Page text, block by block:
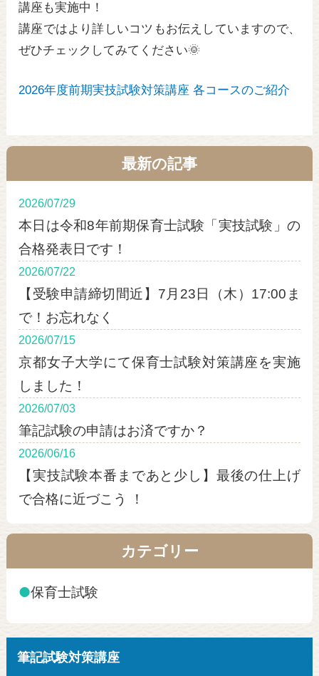
講座も実施中！
講座ではより詳しいコツもお伝えしていますので、
ぜひチェックしてみてください🌞
2026年度前期実技試験対策講座 各コースのご紹介
最新の記事
2026/07/29
本日は令和8年前期保育士試験「実技試験」の
合格発表日です！
2026/07/22
【受験申請締切間近】7月23日（木）17:00ま
で！お忘れなく
2026/07/15
京都女子大学にて保育士試験対策講座を実施
しました！
2026/07/03
筆記試験の申請はお済ですか？
2026/06/16
【実技試験本番まであと少し】最後の仕上げ
で合格に近づこう ！
カテゴリー
●保育士試験
筆記試験対策講座